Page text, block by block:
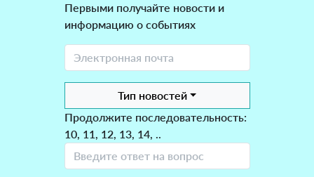
Первыми получайте новости и
информацию о событиях
Тип новостей
Продолжите последовательность:
10, 11, 12, 13, 14, ..